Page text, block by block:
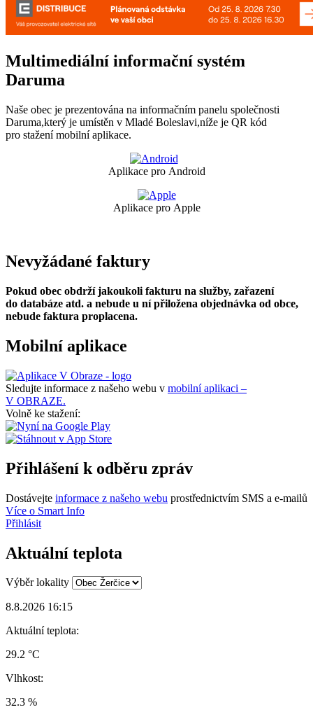
Multimediální informační systém
Daruma
Naše obec je prezentována na informačním panelu společnosti
Daruma,který je umístěn v Mladé Boleslavi,níže je QR kód
pro stažení mobilní aplikace.
Aplikace pro Android
Aplikace pro Apple
Nevyžádané faktury
Pokud obec obdrží jakoukoli fakturu na služby, zařazení
do databáze atd. a nebude u ní přiložena objednávka od obce,
nebude faktura proplacena.
Mobilní aplikace
Sledujte informace z našeho webu v mobilní aplikaci –
V OBRAZE.
Volně ke stažení:
Přihlášení k odběru zpráv
Dostávejte informace z našeho webu prostřednictvím SMS a e-mailů
Více o Smart Info
Přihlásit
Aktuální teplota
Výběr lokality
8.8.2026 16:15
Aktuální teplota:
29.2 °C
Vlhkost:
32.3 %